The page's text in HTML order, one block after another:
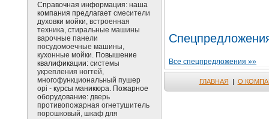
Справочная информация: наша
компания предлагает смесители
духовки мойки, встроенная
техника, стиральные машины
варочные панели
посудомоечные машины,
кухонные мойки.Повышение
квалификации: системы
укрепления ногтей,
многофункциональный пушер
opi - курсы маникюра. Пожарное
оборудование: дверь
противопожарная огнетушитель
порошковый, шкаф для
Все спецпредложения »»
ГЛАВНАЯ | О